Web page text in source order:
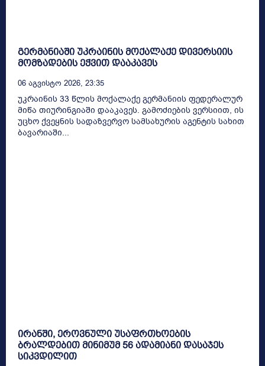
გერმანიაში უკრაინის მოქალაქე დივერსიის
მომზადების ეჭვით დააკავეს
06 Აგვისტო 2026, 23:35
უკრაინის 33 წლის მოქალაქე გერმანიის ფედერალურ
მიწა თიურინგიაში დააკავეს. გამოძიების ვერსიით, ის
უცხო ქვეყნის სადაზვერვო სამსახურის აგენტის სახით
ბავარიაში...
ირანში, ეროვნული უსაფრთხოების
ბრალდებით მინიმუმ 56 ადამიანი დასაჯეს
სიკვდილით